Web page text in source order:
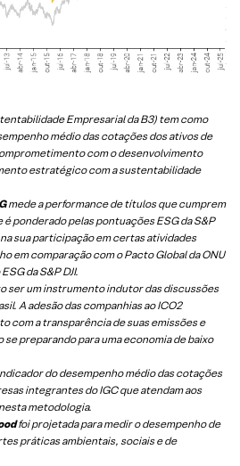
Empresarial da B3) tem como
médio das cotações dos ativos de
com o desenvolvimento
estratégico com a sustentabilidade
mede a performance de títulos que cumprem
ponderado pelas pontuações ESG da S&P
sua participação em certas atividades
em comparação com o Pacto Global da ONU
da S&P DJI.
ser um instrumento indutor das discussões
A adesão das companhias ao ICO2
com a transparência de suas emissões e
se preparando para uma economia de baixo
do desempenho médio das cotações
integrantes do IGC que atendam aos
metodologia.
foi projetada para medir o desempenho de
práticas ambientais, sociais e de